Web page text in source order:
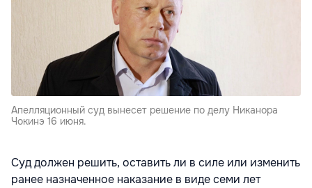
Апелляционный суд вынесет решение по делу Никанора
Чокинэ 16 июня.
Суд должен решить, оставить ли в силе или изменить
ранее назначенное наказание в виде семи лет